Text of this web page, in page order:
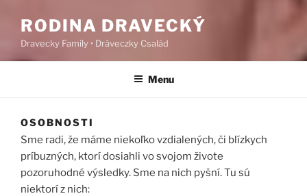
RODINA DRAVECKÝ
Dravecky Family • Dráveczky Család
Menu
OSOBNOSTI
Sme radi, že máme niekoľko vzdialených, či blízkych
príbuzných, ktorí dosiahli vo svojom živote
pozoruhodné výsledky. Sme na nich pyšní. Tu sú
niektorí z nich: